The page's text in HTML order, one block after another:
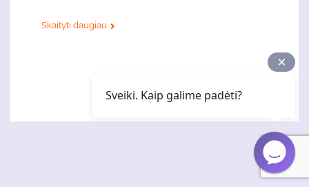
Skaityti daugiau
Sveiki. Kaip galime padėti?